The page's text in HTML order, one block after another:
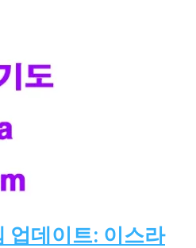
업데이트: 이스라